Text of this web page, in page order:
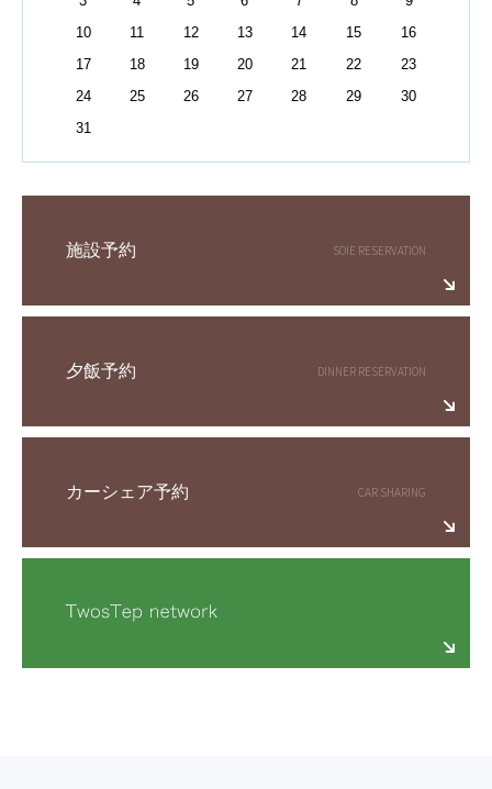
10
11 12 13 14 15
16
17
18 19 20 21 22
23
24
25 26 27 28 29
30
31
施設予約
夕飯予約
カーシェア予約